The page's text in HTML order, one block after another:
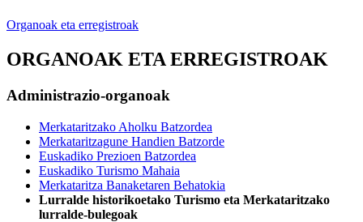
Organoak eta erregistroak
ORGANOAK ETA ERREGISTROAK
Administrazio-organoak
Merkataritzako Aholku Batzordea
Merkataritzagune Handien Batzorde
Euskadiko Prezioen Batzordea
Euskadiko Turismo Mahaia
Merkataritza Banaketaren Behatokia
Lurralde historikoetako Turismo eta Merkataritzako
lurralde-bulegoak